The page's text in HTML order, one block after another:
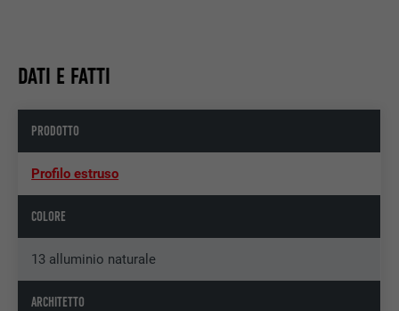
DATI E FATTI
PRODOTTO
Profilo estruso
COLORE
13 alluminio naturale
ARCHITETTO